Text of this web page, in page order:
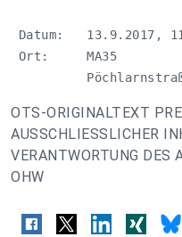
Datum:   13.9.2017,
Ort:     MA35
OTS-ORIGINALTEXT
AUSSCHLIESSLICHER
VERANTWORTUNG DES
OHW